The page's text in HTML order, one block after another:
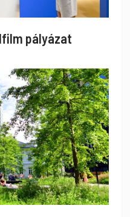
pályázat